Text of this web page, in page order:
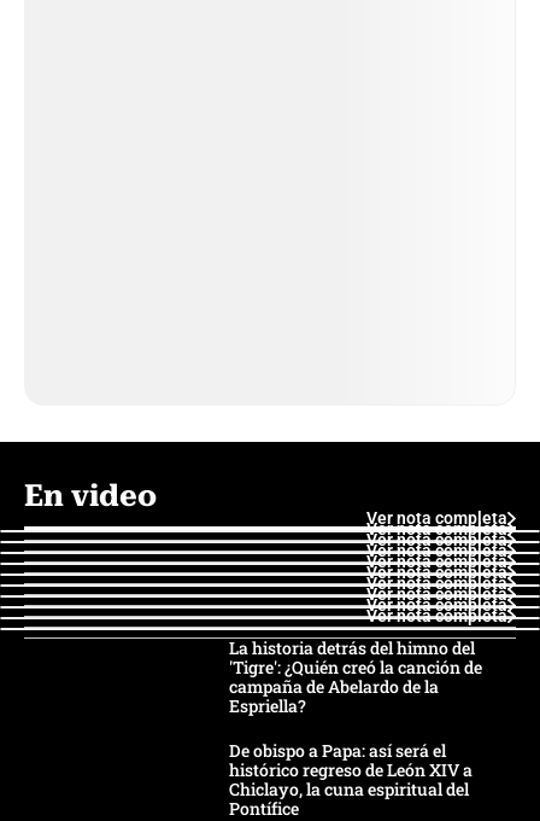
En video
Ver nota completa
Ver nota completa
Ver nota completa
Ver nota completa
Ver nota completa
Ver nota completa
Ver nota completa
Ver nota completa
Ver nota completa
Ver nota completa
La historia detrás del himno del
'Tigre': ¿Quién creó la canción de
campaña de Abelardo de la
Espriella?
De obispo a Papa: así será el
histórico regreso de León XIV a
Chiclayo, la cuna espiritual del
Pontífice